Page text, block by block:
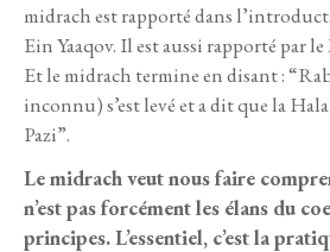
midrach est rapporté dans
Ein Yaaqov. Il est aussi rapporté par
Et le midrach termine en disant :
inconnu) s’est levé et a dit que la
Pazi”.
Le midrach veut nous faire
n’est pas forcément les élans du
principes. L’essentiel, c’est la